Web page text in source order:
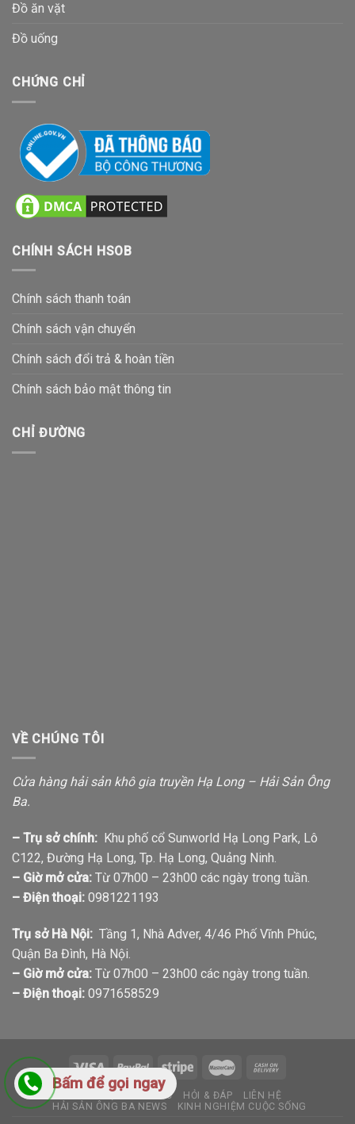
Đồ ăn vặt
Đồ uống
CHỨNG CHỈ
CHÍNH SÁCH HSOB
Chính sách thanh toán
Chính sách vận chuyển
Chính sách đổi trả & hoàn tiền
Chính sách bảo mật thông tin
CHỈ ĐƯỜNG
VỀ CHÚNG TÔI
Cửa hàng hải sản khô gia truyền Hạ Long – Hải Sản Ông
Ba.
– Trụ sở chính: Khu phố cổ Sunworld Hạ Long Park, Lô
C122, Đường Hạ Long, Tp. Hạ Long, Quảng Ninh.
– Giờ mở cửa: Từ 07h00 – 23h00 các ngày trong tuần.
– Điện thoại: 0981221193
Trụ sở Hà Nội: Tầng 1, Nhà Adver, 4/46 Phố Vĩnh Phúc,
Quận Ba Đình, Hà Nội.
– Giờ mở cửa: Từ 07h00 – 23h00 các ngày trong tuần.
– Điện thoại: 0971658529
GIỚI THIỆU TIN TỨC HỎI & ĐÁP
LIÊN HỆ
HẢI SẢN ÔNG BA NEWS
KINH NGHIỆM CUỘC SỐNG
Bấm để gọi ngay